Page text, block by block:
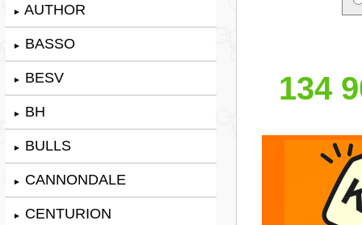
► AUTHOR
► BASSO
► BESV
► BH
► BULLS
► CANNONDALE
► CENTURION
134